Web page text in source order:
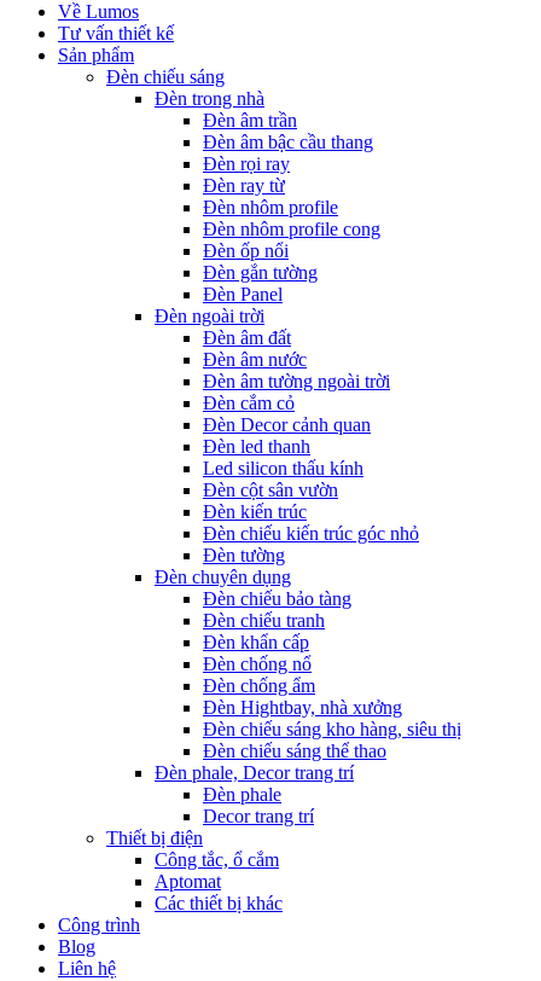
Về Lumos
Tư vấn thiết kế
Sản phẩm
Đèn chiếu sáng
Đèn trong nhà
Đèn âm trần
Đèn âm bậc cầu thang
Đèn rọi ray
Đèn ray từ
Đèn nhôm profile
Đèn nhôm profile cong
Đèn ốp nổi
Đèn gắn tường
Đèn Panel
Đèn ngoài trời
Đèn âm đất
Đèn âm nước
Đèn âm tường ngoài trời
Đèn cắm cỏ
Đèn Decor cảnh quan
Đèn led thanh
Led silicon thấu kính
Đèn cột sân vườn
Đèn kiến trúc
Đèn chiếu kiến trúc góc nhỏ
Đèn tường
Đèn chuyên dụng
Đèn chiếu bảo tàng
Đèn chiếu tranh
Đèn khẩn cấp
Đèn chống nổ
Đèn chống ẩm
Đèn Hightbay, nhà xưởng
Đèn chiếu sáng kho hàng, siêu thị
Đèn chiếu sáng thể thao
Đèn phale, Decor trang trí
Đèn phale
Decor trang trí
Thiết bị điện
Công tắc, ổ cắm
Aptomat
Các thiết bị khác
Công trình
Blog
Liên hệ